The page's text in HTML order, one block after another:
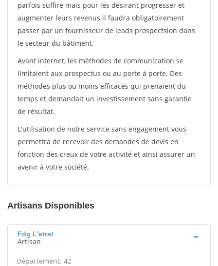
parfois suffire mais pour les désirant progresser et
augmenter leurs revenus il faudra obligatoirement
passer par un fournisseur de leads prospectsion dans
le secteur du bâtiment.
Avant internet, les méthodes de communication se
limitaient aux prospectus ou au porte à porte. Des
méthodes plus ou moins efficaces qui prenaient du
temps et demandait un investissement sans garantie
de résultat.
L'utilisation de notre service sans engagement vous
permettra de recevoir des demandes de devis en
fonction des creux de votre activité et ainsi assurer un
avenir à votre société.
Artisans Disponibles
Fdg L'etrat
Artisan
Département: 42